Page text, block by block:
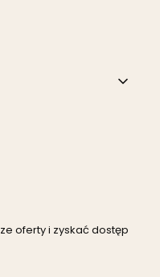
oferty i zyskać dostęp